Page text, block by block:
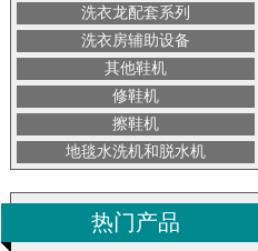
洗衣龙配套系列
洗衣房辅助设备
其他鞋机
修鞋机
擦鞋机
地毯水洗机和脱水机
热门产品